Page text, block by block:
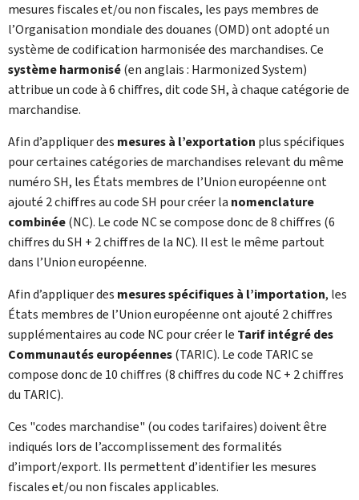
mesures fiscales et/ou non fiscales, les pays membres de
l’Organisation mondiale des douanes (OMD) ont adopté un
système de codification harmonisée des marchandises. Ce
système harmonisé(en anglais : Harmonized System)
attribue un code à 6 chiffres, dit code SH, à chaque catégorie de
marchandise.
Afin d’appliquer des mesures à l’exportation plus spécifiques
pour certaines catégories de marchandises relevant du même
numéro SH, les États membres de l’Union européenne ont
ajouté 2 chiffres au code SH pour créer la nomenclature
combinée(NC). Le code NC se compose donc de 8 chiffres (6
chiffres du SH + 2 chiffres de la NC). Il est le même partout
dans l’Union européenne.
Afin d’appliquer des mesures spécifiques à l’importation, les
États membres de l’Union européenne ont ajouté 2 chiffres
supplémentaires au code NC pour créer le Tarif intégré des
Communautés européennes(TARIC). Le code TARIC se
compose donc de 10 chiffres (8 chiffres du code NC + 2 chiffres
du TARIC).
Ces "codes marchandise" (ou codes tarifaires) doivent être
indiqués lors de l’accomplissement des formalités
d’import/export. Ils permettent d’identifier les mesures
fiscales et/ou non fiscales applicables.